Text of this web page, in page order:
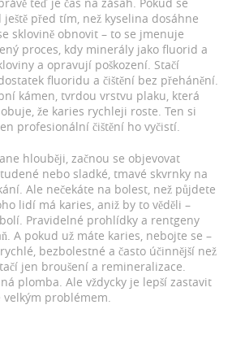
před tím, než kyselina dosáhne
sklovině obnovit – to se jmenuje
proces, kdy minerály jako fluorid a
a opravují poškození. Stačí
fluoridu a čištění bez přehánění.
kámen, tvrdou vrstvu plaku, která
že karies rychleji roste. Ten si
profesionální čištění ho vyčistí.
hlouběji, začnou se objevovat
nebo sladké, tmavé skvrnky na
Ale nečekáte na bolest, než půjdete
lidí má karies, aniž by to věděli –
Pravidelné prohlídky a rentgeny
A pokud už máte karies, nebojte se –
bezbolestné a často účinnější než
jen broušení a remineralizace.
plomba. Ale vždycky je lepší zastavit
velkým problémem.